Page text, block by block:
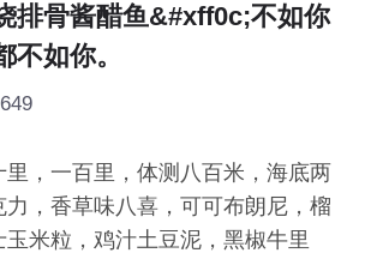
排骨酱醋鱼&#xff0c;不如你
如你。
，一百里，体测八百米，海底两
，香草味八喜，可可布朗尼，榴
米粒，鸡汁土豆泥，黑椒牛里